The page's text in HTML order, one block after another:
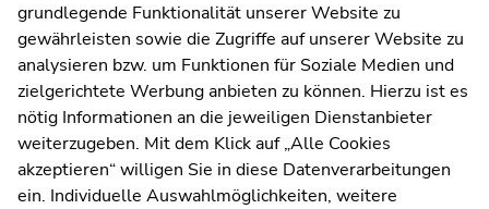
Web Editors
Moodle
UNIGRAZonline
Imprint
Data Protection Declaration
Accessibility Declaration
grundlegende Funktionalität unserer Website zu
gewährleisten sowie die Zugriffe auf unserer Website zu
analysieren bzw. um Funktionen für Soziale Medien und
zielgerichtete Werbung anbieten zu können. Hierzu ist es
nötig Informationen an die jeweiligen Dienstanbieter
weiterzugeben. Mit dem Klick auf „Alle Cookies
akzeptieren“ willigen Sie in diese Datenverarbeitungen
ein. Individuelle Auswahlmöglichkeiten, weitere